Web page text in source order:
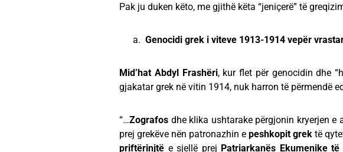
Pak ju duken këto, me gjithë këta “jeniçerë” të
Genocidi grek i viteve 1913-1914 vepër
Mid’hat Abdyl Frashëri, kur flet për genocidin dhe
gjakatar grek në vitin 1914, nuk harron të përmendë
“…Zografos dhe klika ushtarake përgjonin kryerjen
prej grekëve nën patronazhin e peshkopit grek të
priftërinjtë e sjellë prej Patriarkanës Ekumenike të